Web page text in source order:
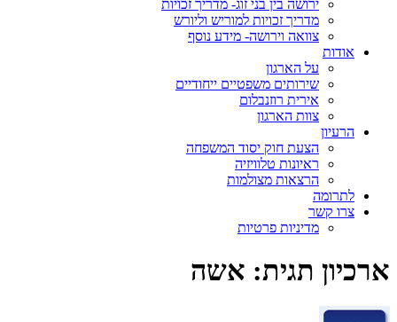
ירושה בין בני זוג- מדריך זכויות
מדריך זכויות למוריש וליורש
צוואה וירושה- מידע נוסף
אודות
על הארגון
שירותים משפטיים ייחודיים
אירית רוזנבלום
צוות הארגון
הרעיון
הצעת חוק יסוד המשפחה
ראיונות טלוויזיה
הרצאות מצולמות
לתרומה
צרו קשר
מדיניות פרטיות
ארכיון תגית: אשה